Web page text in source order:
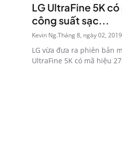
LG UltraFine 5K
công suất sạc...
Kevin Ng.Tháng 8, ngày 02, 2019
LG vừa đưa ra phiên bản
UltraFine 5K có mã hiệu